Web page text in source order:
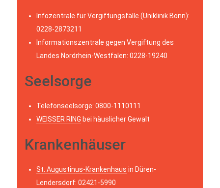
Infozentrale für Vergiftungsfälle (Uniklinik Bonn):
0228-2873211
Informationszentrale gegen Vergiftung des
Landes Nordrhein-Westfalen: 0228-19240
Seelsorge
Telefonseelsorge: 0800-1110111
WEISSER RING bei häuslicher Gewalt
Krankenhäuser
St. Augustinus-Krankenhaus in Düren-
Lendersdorf: 02421-5990